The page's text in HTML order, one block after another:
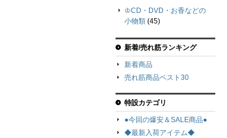
♔CD・DVD・お香などの
小物類 (45)
新着/売れ筋ランキング
新着商品
売れ筋商品ベスト30
特設カテゴリ
●今回の爆安＆SALE商品●
◆最新入荷アイテム◆